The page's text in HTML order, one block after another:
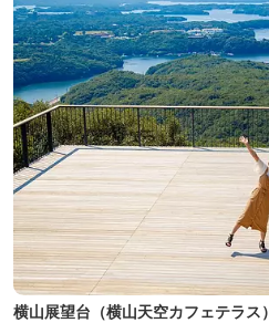
横山展望台（横山天空カフェテラス）